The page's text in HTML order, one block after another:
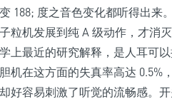
188; 度之音色变化都听得出来
粒机发展到纯 A 级动作，才消
上最近的研究解释，是人耳可
机在这方面的失真率高达 0.5%
好容易刺激了听觉的流畅感。